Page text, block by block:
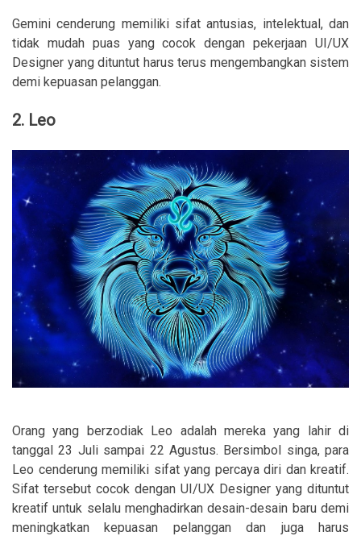
Gemini cenderung memiliki sifat antusias, intelektual, dan
tidak mudah puas yang cocok dengan pekerjaan UI/UX
Designer yang dituntut harus terus mengembangkan sistem
demi kepuasan pelanggan.
2. Leo
Orang yang berzodiak Leo adalah mereka yang lahir di
tanggal 23 Juli sampai 22 Agustus. Bersimbol singa, para
Leo cenderung memiliki sifat yang percaya diri dan kreatif.
Sifat tersebut cocok dengan UI/UX Designer yang dituntut
kreatif untuk selalu menghadirkan desain-desain baru demi
meningkatkan kepuasan pelanggan dan juga harus